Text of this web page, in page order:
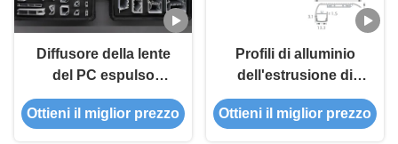
Diffusore della lente
del PC espulso
Manica di alluminio
della scatola del
Ottieni il miglior prezzo
Profili di alluminio
dell'estrusione di
profilo del LED per
nero della luce di
Ottieni il miglior prezzo